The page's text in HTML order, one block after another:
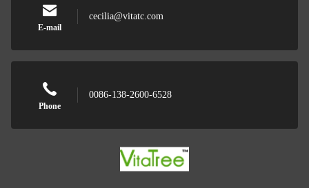
E-mail
cecilia@vitatc.com
Phone
0086-138-2600-6528